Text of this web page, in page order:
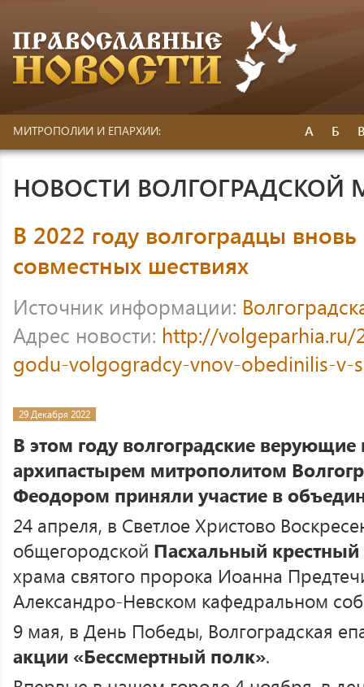
МИТРОПОЛИИ И ЕПАРХИИ: А Б
НОВОСТИ
В 2022 году волгоградцы
совместных шествиях
Источник информации:
Адрес новости: http://volgeparhia.ru/
godu-volgogradcy-vnov-obedinilis-v-
29 Декабря 2022
В этом году волгоградские верующие
архипастырем митрополитом
Феодором приняли участие в
24 апреля, в Светлое Христово
общегородской Пасхальный крестный
храма святого пророка Иоанна
Александро-Невском кафедральном
9 мая, в День Победы, Волгоградская
акции «Бессмертный полк».